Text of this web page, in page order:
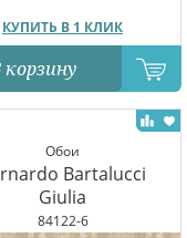
КУПИТЬ В 1 КЛИК
корзину
Обои
Bartalucci
Giulia
84122-6